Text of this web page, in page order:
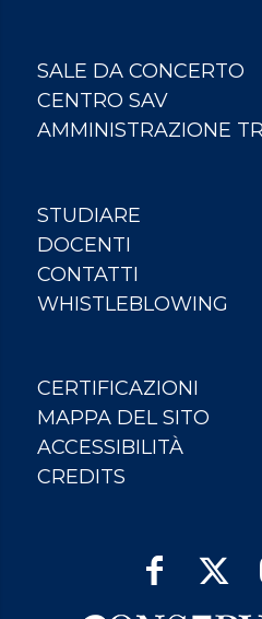
SALE DA CONCERTO
CENTRO SAV
AMMINISTRAZIONE
STUDIARE
DOCENTI
CONTATTI
WHISTLEBLOWING
CERTIFICAZIONI
MAPPA DEL SITO
ACCESSIBILITÀ
CREDITS